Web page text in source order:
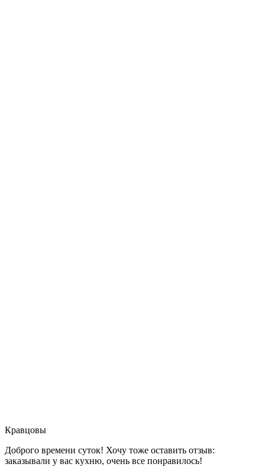
Кравцовы
Доброго времени суток! Хочу тоже оставить отзыв:
заказывали у вас кухню, очень все понравилось!